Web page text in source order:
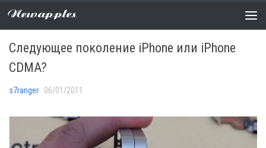
Newapples
СЛУХИ 3 COMMENTS
Следующее поколение iPhone или iPhone
CDMA?
s7ranger · 06/01/2011